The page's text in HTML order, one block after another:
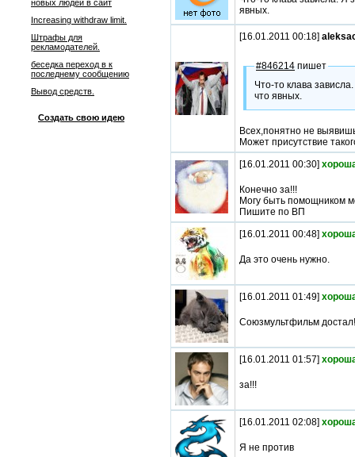
новых людей в сайт
Increasing withdraw limit.
Штрафы для
рекламодателей.
беседка переход в к
последнему сообщению
Вывод средств.
Создать свою идею
явных.
[16.01.2011 00:18]
#846214 пишет
Что-то клава
что явных.
Всех,понятно не
Может присутствие
[16.01.2011 00:30]
Конечно за!!!
Могу быть помощником
Пишите по ВП
[16.01.2011 00:48]
Да это очень нужно.
[16.01.2011 01:49]
Союзмультфильм
[16.01.2011 01:57]
за!!!
[16.01.2011 02:08]
Я не против